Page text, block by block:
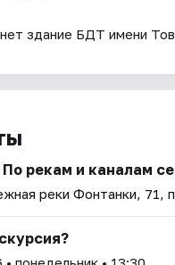
здание БДТ имени
рекам и каналам
реки Фонтанки, 71,